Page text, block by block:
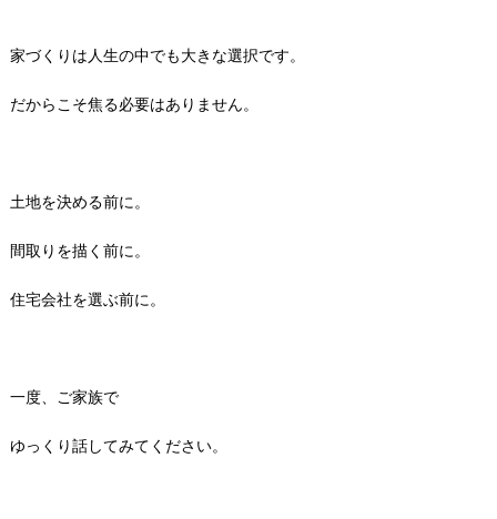
家づくりは人生の中でも大きな選択です。
だからこそ焦る必要はありません。
土地を決める前に。
間取りを描く前に。
住宅会社を選ぶ前に。
一度、ご家族で
ゆっくり話してみてください。